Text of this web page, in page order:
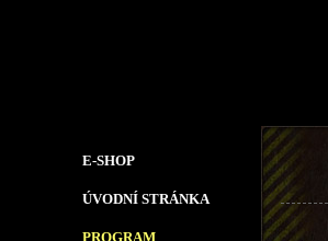
E-SHOP
ÚVODNÍ STRÁNKA
PROGRAM